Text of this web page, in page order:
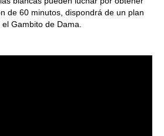
de 60 minutos, dispondrá de un plan
Gambito de Dama.